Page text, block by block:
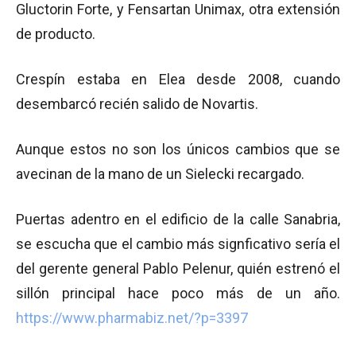
Gluctorin Forte, y Fensartan Unimax, otra extensión
de producto.
Crespín estaba en Elea desde 2008, cuando
desembarcó recién salido de Novartis.
Aunque estos no son los únicos cambios que se
avecinan de la mano de un Sielecki recargado.
Puertas adentro en el edificio de la calle Sanabria,
se escucha que el cambio más signficativo sería el
del gerente general Pablo Pelenur, quién estrenó el
sillón principal hace poco más de un año.
https://www.pharmabiz.net/?p=3397